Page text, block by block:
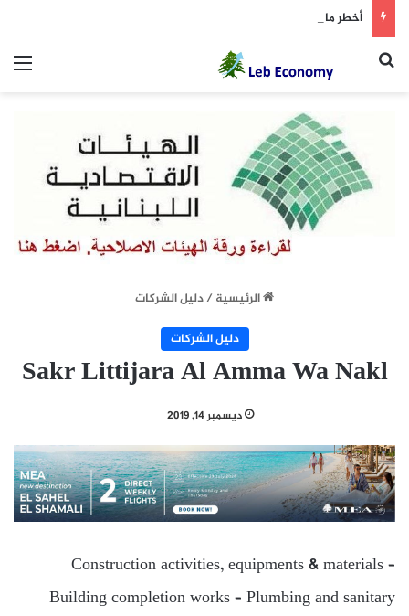
أخطر ما دار داخل غرفة المفاوضات
بحث عن
الرئيسية/دليل الشركات
دليل الشركات
Sakr Littijara Al Amma Wa Nakl
ديسمبر 14, 2019
Construction activities, equipments & materials –
Building completion works – Plumbing and sanitary